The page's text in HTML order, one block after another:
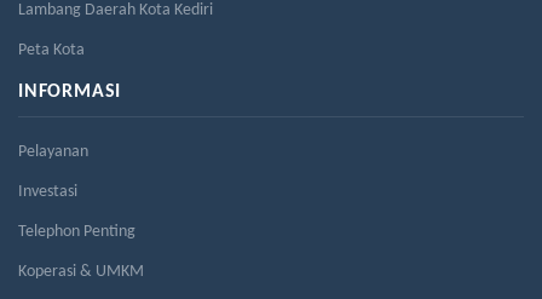
Lambang Daerah Kota Kediri
Peta Kota
INFORMASI
Pelayanan
Investasi
Telephon Penting
Koperasi & UMKM